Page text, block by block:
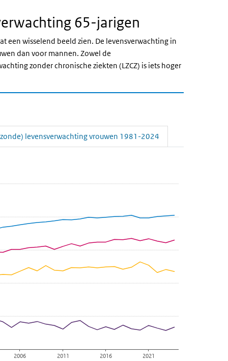
65-jarigen
een wisselend beeld zien. De levensverwachting in
dan voor mannen. Zowel de
zonder chronische ziekten (LZCZ) is iets hoger
levensverwachting vrouwen 1981-2024
1981-2024
over en ga naar de datatabel
2024
2006 2011 2016 2021